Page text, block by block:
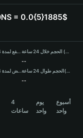
مرتفع لمدة 24 ساعة
منخفض لمدة 24 ساعة
الحجم خلال 24 ساعة (MOONS)
--
الحجم طوال 24 ساعة(USDT)
--
4
ساعات
يوم
واحد
أسبوع
واحد